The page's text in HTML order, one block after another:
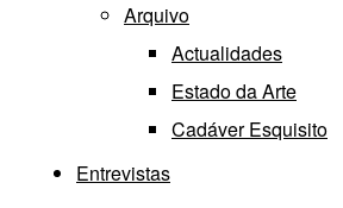
Arquivo
Actualidades
Estado da Arte
Cadáver Esquisito
Entrevistas